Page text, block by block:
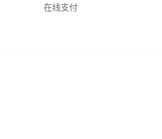
在线支付